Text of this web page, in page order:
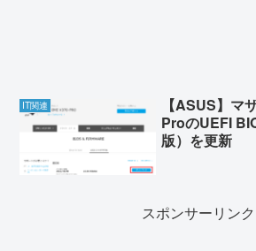
IT関連
【ASUS】マ
ProのUEFI
版）を更新
スポンサーリンク